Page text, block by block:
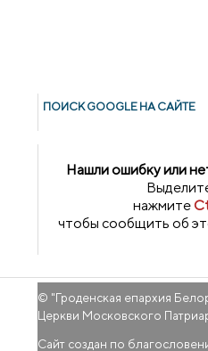
ПОИСК GOОGLE НА САЙТЕ
Нашли ошибку или
нажмите
чтобы сообщить об
© "Гроденская епархия
Церкви Московского
Сайт создан по